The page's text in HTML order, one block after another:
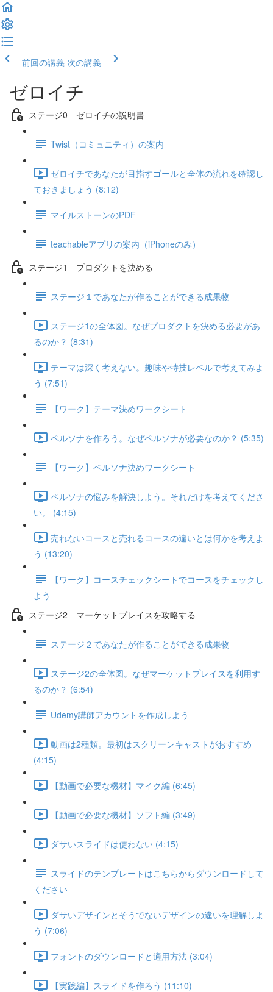
前回の講義 次の講義
ゼロイチ
ステージ0 ゼロイチの説明書
Twist（コミュニティ）の案内
ゼロイチであなたが目指すゴールと全体の流れを確認し
ておきましょう (8:12)
マイルストーンのPDF
teachableアプリの案内（iPhoneのみ）
ステージ1 プロダクトを決める
ステージ１であなたが作ることができる成果物
ステージ1の全体図。なぜプロダクトを決める必要があ
るのか？ (8:31)
テーマは深く考えない。趣味や特技レベルで考えてみよ
う (7:51)
【ワーク】テーマ決めワークシート
ペルソナを作ろう。なぜペルソナが必要なのか？ (5:35)
【ワーク】ペルソナ決めワークシート
ペルソナの悩みを解決しよう。それだけを考えてくださ
い。 (4:15)
売れないコースと売れるコースの違いとは何かを考えよ
う (13:20)
【ワーク】コースチェックシートでコースをチェックし
よう
ステージ2 マーケットプレイスを攻略する
ステージ２であなたが作ることができる成果物
ステージ2の全体図。なぜマーケットプレイスを利用す
るのか？ (6:54)
Udemy講師アカウントを作成しよう
動画は2種類。最初はスクリーンキャストがおすすめ
(4:15)
【動画で必要な機材】マイク編 (6:45)
【動画で必要な機材】ソフト編 (3:49)
ダサいスライドは使わない (4:15)
スライドのテンプレートはこちらからダウンロードして
ください
ダサいデザインとそうでないデザインの違いを理解しよ
う (7:06)
フォントのダウンロードと適用方法 (3:04)
【実践編】スライドを作ろう (11:10)